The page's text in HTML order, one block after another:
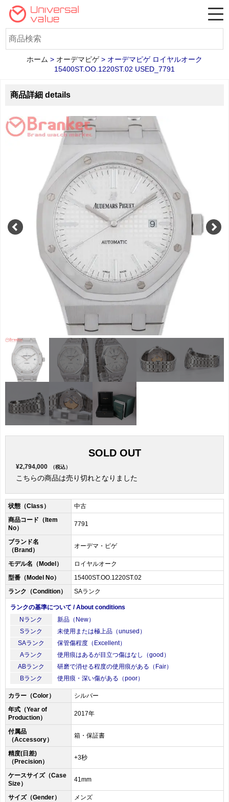
ホーム > オーデマピゲ> オーデマピゲ ロイヤルオーク
15400ST.OO.1220ST.02 USED_7791
商品詳細 details
SOLD OUT
¥2,794,000 （税込）
こちらの商品は売り切れとなりました
状態（Class）
中古
商品コード（Item
No）
7791
ブランド名
（Brand）
オーデマ・ピゲ
モデル名（Model）
ロイヤルオーク
型番（Model No）
15400ST.OO.1220ST.02
ランク（Condition）
SAランク
ランクの基準について / About conditions
Nランク
新品（New）
Sランク
未使用または極上品（unused）
SAランク
保管傷程度（Excellent）
Aランク
使用痕はあるが目立つ傷はなし（good）
ABランク
研磨で消せる程度の使用痕がある（Fair）
Bランク
使用痕・深い傷がある（poor）
カラー（Color）
シルバー
年式（Year of
Production）
2017年
付属品
（Accessory）
箱・保証書
精度(日差)
（Precision）
+3秒
ケースサイズ（Case
Size）
41mm
サイズ（Gender）
メンズ